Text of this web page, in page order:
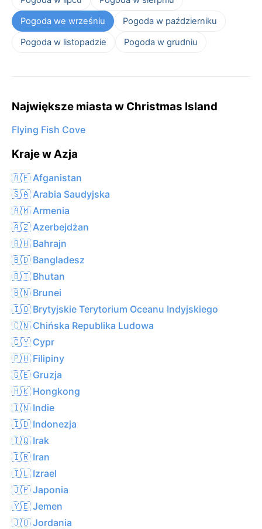
Pogoda we wrześniu
Pogoda w październiku
Pogoda w listopadzie
Pogoda w grudniu
Największe miasta w Christmas Island
Flying Fish Cove
Kraje w Azja
🇦🇫 Afganistan
🇸🇦 Arabia Saudyjska
🇦🇲 Armenia
🇦🇿 Azerbejdżan
🇧🇭 Bahrajn
🇧🇩 Bangladesz
🇧🇹 Bhutan
🇧🇳 Brunei
🇮🇴 Brytyjskie Terytorium Oceanu Indyjskiego
🇨🇳 Chińska Republika Ludowa
🇨🇾 Cypr
🇵🇭 Filipiny
🇬🇪 Gruzja
🇭🇰 Hongkong
🇮🇳 Indie
🇮🇩 Indonezja
🇮🇶 Irak
🇮🇷 Iran
🇮🇱 Izrael
🇯🇵 Japonia
🇾🇪 Jemen
🇯🇴 Jordania